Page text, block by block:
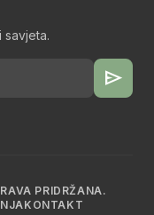
savjeta.
send
PRIDRŽANA.
KONTAKT